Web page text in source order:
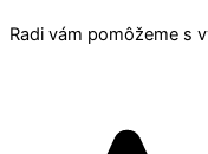
Radi vám pomôžeme s